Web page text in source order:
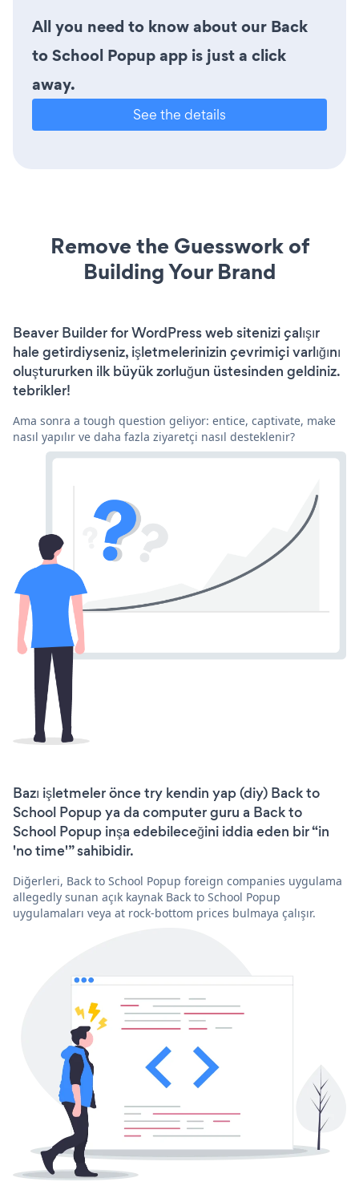
All you need to know about our Back
to School Popup app is just a click
away.
See the details
Remove the Guesswork of
Building Your Brand
Beaver Builder for WordPress web sitenizi çalışır
hale getirdiyseniz, işletmelerinizin çevrimiçi varlığını
oluştururken ilk büyük zorluğun üstesinden geldiniz.
tebrikler!
Ama sonra a tough question geliyor: entice, captivate, make
nasıl yapılır ve daha fazla ziyaretçi nasıl desteklenir?
Bazı işletmeler önce try kendin yap (diy) Back to
School Popup ya da computer guru a Back to
School Popup inşa edebileceğini iddia eden bir “in
'no time'” sahibidir.
Diğerleri, Back to School Popup foreign companies uygulama
allegedly sunan açık kaynak Back to School Popup
uygulamaları veya at rock-bottom prices bulmaya çalışır.